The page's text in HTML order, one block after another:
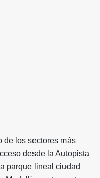
de los sectores más
desde la Autopista
parque lineal ciudad